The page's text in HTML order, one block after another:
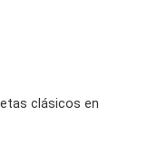
clásicos en